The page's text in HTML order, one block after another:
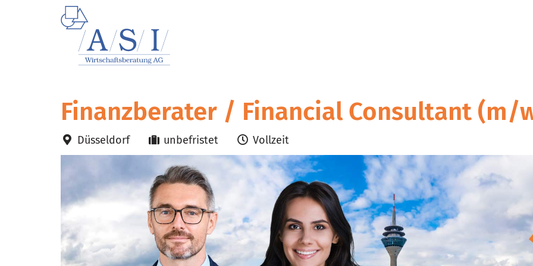
Finanzberater / Financial Consultant (m/
Düsseldorf unbefristet Vollzeit